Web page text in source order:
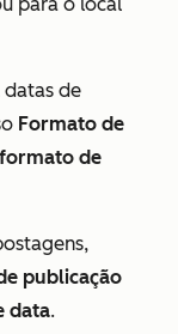
para o local
de
Formato de
formato de
publicação
data.